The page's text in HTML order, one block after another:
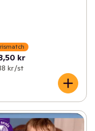
(37)
kr
kr /st